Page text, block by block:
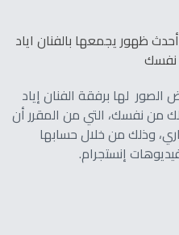
الصور لها برفقة الفنان إياد
من نفسك، التي من المقرر أن
الجاري، وذلك من خلال حسابها
إنستجرام.